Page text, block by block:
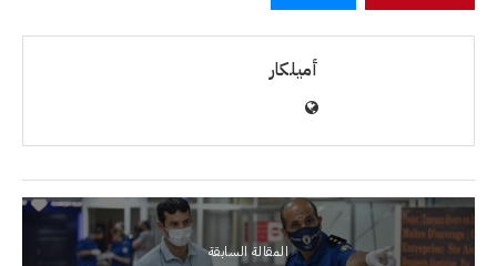
أميلكار
المقالة السابقة